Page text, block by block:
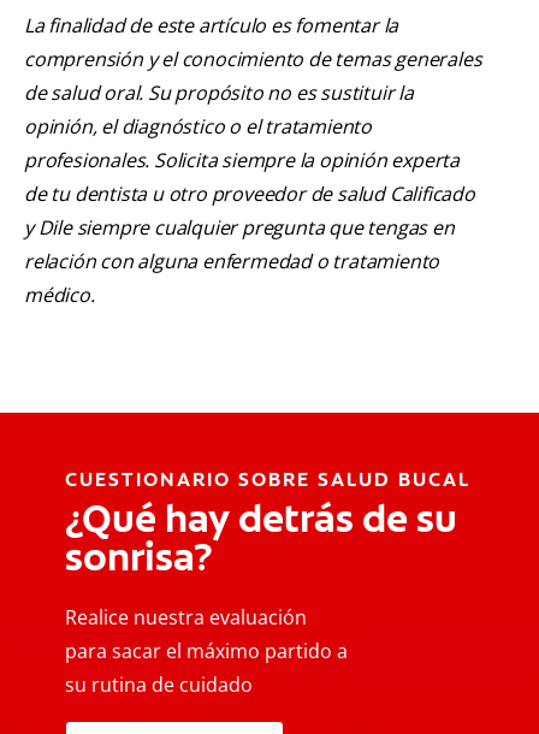
La finalidad de este artículo es fomentar la
comprensión y el conocimiento de temas generales
de salud oral. Su propósito no es sustituir la
opinión, el diagnóstico o el tratamiento
profesionales. Solicita siempre la opinión experta
de tu dentista u otro proveedor de salud Calificado
y Dile siempre cualquier pregunta que tengas en
relación con alguna enfermedad o tratamiento
médico.
CUESTIONARIO SOBRE SALUD BUCAL
¿Qué hay detrás de su
sonrisa?
Realice nuestra evaluación
para sacar el máximo partido a
su rutina de cuidado